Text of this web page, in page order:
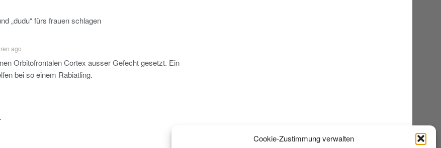
Cookie-Zustimmung verwalten
„dudu“ fürs frauen schlagen
ago
Orbitofrontalen Cortex ausser Gefecht gesetzt. Ein
bei so einem Rabiatling.